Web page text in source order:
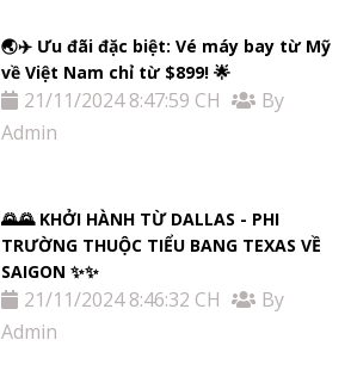
🌏✈️ Ưu đãi đặc biệt: Vé máy bay từ Mỹ
về Việt Nam chỉ từ $899! 🌟
21/11/2024 8:47:59 CH
By
Admin
🌄🌄 KHỞI HÀNH TỪ DALLAS - PHI
TRƯỜNG THUỘC TIỂU BANG TEXAS VỀ
SAIGON ✨✨
21/11/2024 8:46:32 CH
By
Admin